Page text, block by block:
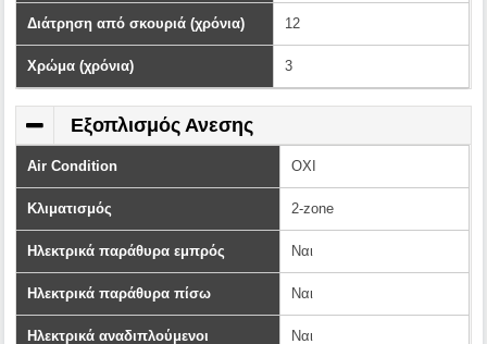
Διάτρηση από σκουριά (χρόνια) 12
Χρώμα (χρόνια) 3
Εξοπλισμός Ανεσης
Air Condition ΟΧΙ
Κλιματισμός 2-zone
Ηλεκτρικά παράθυρα εμπρός Ναι
Ηλεκτρικά παράθυρα πίσω Ναι
Ηλεκτρικά αναδιπλούμενοι
Ναι